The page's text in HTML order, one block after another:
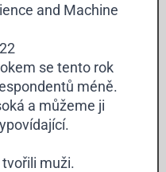
and Machine
se tento rok
méně.
a můžeme ji
muži.